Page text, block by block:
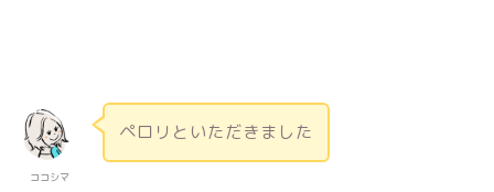
ココシマ
ペロリといただきました